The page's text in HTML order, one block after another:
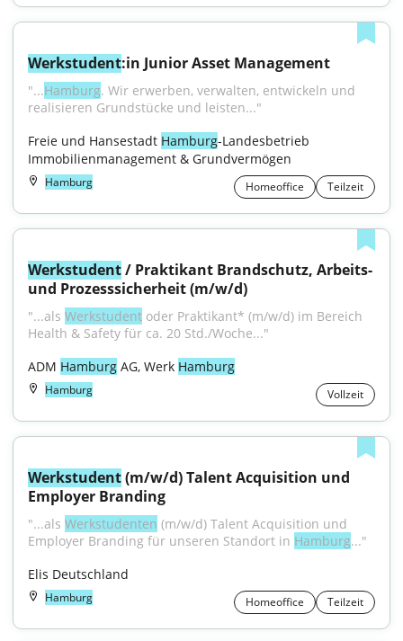
Werkstudent:in Junior Asset Management
"...Hamburg. Wir erwerben, verwalten, entwickeln und
realisieren Grundstücke und leisten..."
Freie und Hansestadt Hamburg-Landesbetrieb
Immobilienmanagement & Grundvermögen
Hamburg Homeoffice Teilzeit
Werkstudent / Praktikant Brandschutz, Arbeits-
und Prozesssicherheit (m/w/d)
"...als Werkstudent oder Praktikant* (m/w/d) im Bereich
Health & Safety für ca. 20 Std./Woche..."
ADM Hamburg AG, Werk Hamburg
Hamburg Vollzeit
Werkstudent (m/w/d) Talent Acquisition und
Employer Branding
"...als Werkstudenten (m/w/d) Talent Acquisition und
Employer Branding für unseren Standort in Hamburg..."
Elis Deutschland
Hamburg Homeoffice Teilzeit